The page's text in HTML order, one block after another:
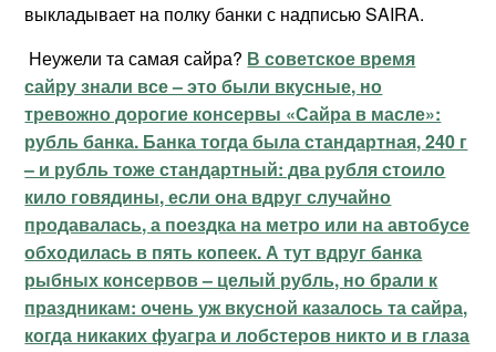
выкладывает на полку банки с надписью SAIRA.
Неужели та самая сайра? В советское время
сайру знали все – это были вкусные, но
тревожно дорогие консервы «Сайра в масле»:
рубль банка. Банка тогда была стандартная, 240 г
– и рубль тоже стандартный: два рубля стоило
кило говядины, если она вдруг случайно
продавалась, а поездка на метро или на автобусе
обходилась в пять копеек. А тут вдруг банка
рыбных консервов – целый рубль, но брали к
праздникам: очень уж вкусной казалось та сайра,
когда никаких фуагра и лобстеров никто и в глаза